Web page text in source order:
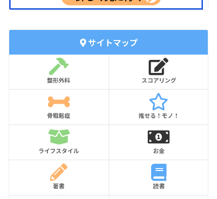
サイトマップ
整形外科 スコアリング
骨粗鬆症 推せる！モノ！
ライフスタイル お金
著書 読書